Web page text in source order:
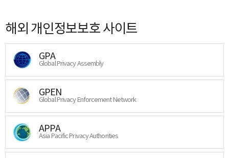
해외 개인정보보호 사이트
GPA
Global Privacy Assembly
GPEN
Global Privacy Enforcement Network
APPA
Asia Pacific Privacy Authorities